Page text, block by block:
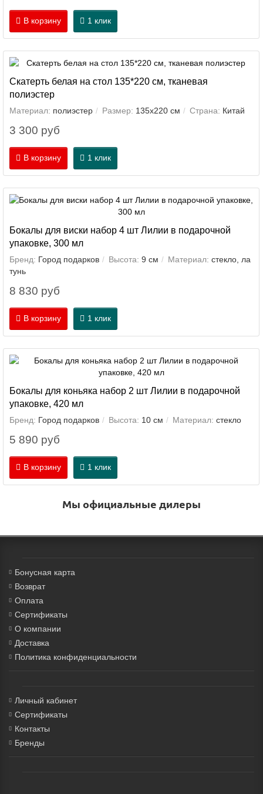
В корзину 1 клик
Скатерть белая на стол 135*220 см, тканевая
полиэстер
Материал: полиэстер Размер: 135х220 см Страна: Китай
3 300 руб
В корзину 1 клик
Бокалы для виски набор 4 шт Лилии в подарочной
упаковке, 300 мл
Бренд: Город подарков Высота: 9 см Материал: стекло, ла
тунь
8 830 руб
В корзину 1 клик
Бокалы для коньяка набор 2 шт Лилии в подарочной
упаковке, 420 мл
Бренд: Город подарков Высота: 10 см Материал: стекло
5 890 руб
В корзину 1 клик
Мы официальные дилеры
Бонусная карта
Возврат
Оплата
Сертификаты
О компании
Доставка
Политика конфиденциальности
Личный кабинет
Сертификаты
Контакты
Бренды